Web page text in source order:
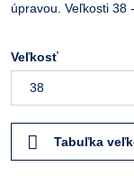
úpravou. Veľkosti 38
Veľkosť
Tabuľka